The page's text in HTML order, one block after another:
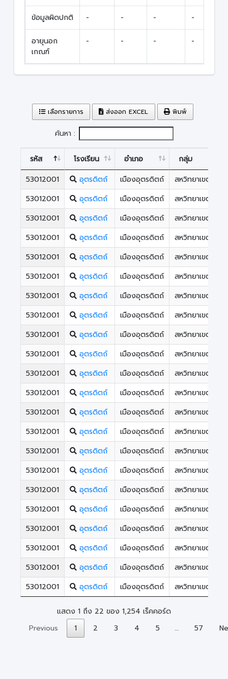
ข้อมูลผิดปกติ - - - -
อายุนอก
เกณฑ์
- - - -
เลือกรายการ ส่งออก EXCEL พิมพ์
ค้นหา :
รหัส โรงเรียน อำเภอ
กลุ่ม
53012001
อุตรดิตถ์ เมืองอุตรดิตถ์
สหวิทยาเขตหลว
53012001
อุตรดิตถ์ เมืองอุตรดิตถ์
สหวิทยาเขตหลว
53012001
อุตรดิตถ์ เมืองอุตรดิตถ์
สหวิทยาเขตหลว
53012001
อุตรดิตถ์ เมืองอุตรดิตถ์
สหวิทยาเขตหลว
53012001
อุตรดิตถ์ เมืองอุตรดิตถ์
สหวิทยาเขตหลว
53012001
อุตรดิตถ์ เมืองอุตรดิตถ์
สหวิทยาเขตหลว
53012001
อุตรดิตถ์ เมืองอุตรดิตถ์
สหวิทยาเขตหลว
53012001
อุตรดิตถ์ เมืองอุตรดิตถ์
สหวิทยาเขตหลว
53012001
อุตรดิตถ์ เมืองอุตรดิตถ์
สหวิทยาเขตหลว
53012001
อุตรดิตถ์ เมืองอุตรดิตถ์
สหวิทยาเขตหลว
53012001
อุตรดิตถ์ เมืองอุตรดิตถ์
สหวิทยาเขตหลว
53012001
อุตรดิตถ์ เมืองอุตรดิตถ์
สหวิทยาเขตหลว
53012001
อุตรดิตถ์ เมืองอุตรดิตถ์
สหวิทยาเขตหลว
53012001
อุตรดิตถ์ เมืองอุตรดิตถ์
สหวิทยาเขตหลว
53012001
อุตรดิตถ์ เมืองอุตรดิตถ์
สหวิทยาเขตหลว
53012001
อุตรดิตถ์ เมืองอุตรดิตถ์
สหวิทยาเขตหลว
53012001
อุตรดิตถ์ เมืองอุตรดิตถ์
สหวิทยาเขตหลว
53012001
อุตรดิตถ์ เมืองอุตรดิตถ์
สหวิทยาเขตหลว
53012001
อุตรดิตถ์ เมืองอุตรดิตถ์
สหวิทยาเขตหลว
53012001
อุตรดิตถ์ เมืองอุตรดิตถ์
สหวิทยาเขตหลว
53012001
อุตรดิตถ์ เมืองอุตรดิตถ์
สหวิทยาเขตหลว
53012001
อุตรดิตถ์ เมืองอุตรดิตถ์ สหวิทยาเขตหลว
แสดง 1 ถึง 22 ของ 1,254 เร็คคอร์ด
Previous
1 2 3 4 5 … 57